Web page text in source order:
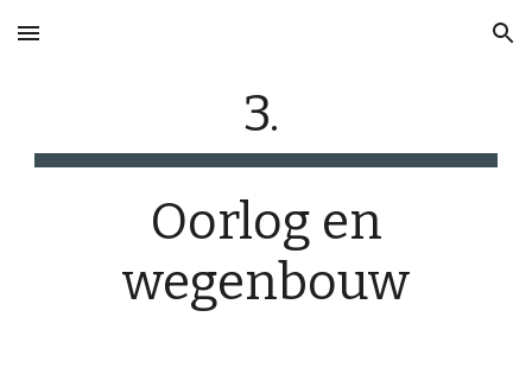
Skip to main content Skip to navigation
3.
Oorlog en
wegenbouw